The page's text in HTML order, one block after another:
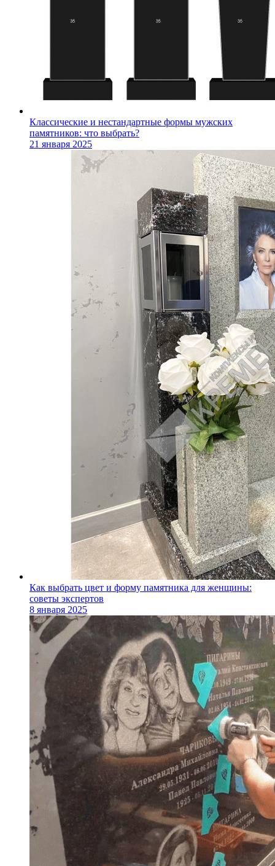
Классические и нестандартные формы мужских
памятников: что выбрать?
21 января 2025
Как выбрать цвет и форму памятника для женщины:
советы экспертов
8 января 2025